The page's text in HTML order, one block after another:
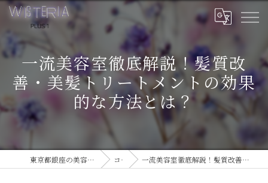
一流美容室徹底解説！髪質改
善・美髪トリートメントの効果
的な方法とは？
東京都銀座の美容室ならWISTERIA PLUS 1 コラム 一流美容室徹底解説！髪質改善・美髪トリートメントの効果的な方法とは？